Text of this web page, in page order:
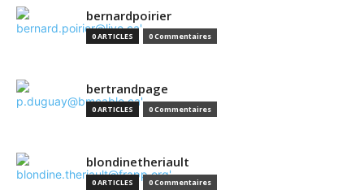
bernardpoirier
0 ARTICLES 0 Commentaires
bertrandpage
0 ARTICLES 0 Commentaires
blondinetheriault
0 ARTICLES 0 Commentaires